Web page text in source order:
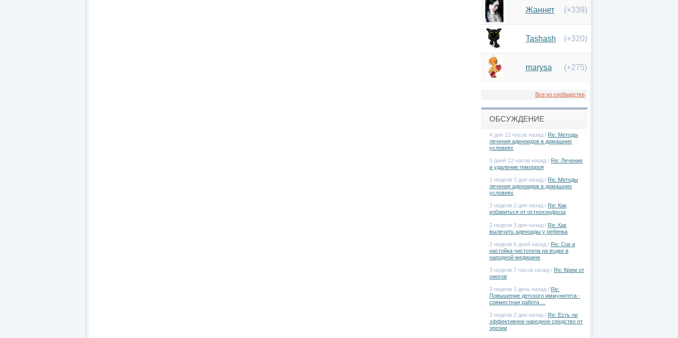
Жаннет (+339)
Tashash (+320)
marysa (+275)
Все из сообщества
ОБСУЖДЕНИЕ
4 дня 12 часов назад / Re: Методы
лечения аденоидов в домашних
условиях
5 дней 12 часов назад / Re: Лечение
и удаление геморроя
1 неделя 3 дня назад / Re: Методы
лечения аденоидов в домашних
условиях
2 недели 2 дня назад / Re: Как
избавиться от остеохондроза
2 недели 3 дня назад / Re: Как
вылечить аденоиды у ребенка
2 недели 6 дней назад / Re: Сок и
настойка чистотела на водке в
народной медицине
3 недели 7 часов назад / Re: Крем от
ожогов
3 недели 1 день назад / Re:
Повышение детского иммунитета -
совместная работа ...
3 недели 2 дня назад / Re: Есть ли
эффективное народное средство от
эрозии